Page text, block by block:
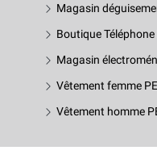
Magasin
Boutique Téléphone
Magasin
Vêtement femme
Vêtement homme